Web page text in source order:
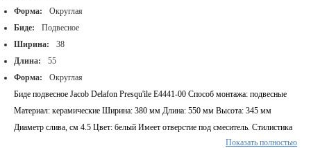
Форма:
Округлая
Биде:
Подвесное
Ширина:
38
Длина:
55
Форма:
Округлая
Биде подвесное Jacob Delafon Presqu'ile E4441-00 Способ монтажа: подвесные
Материал: керамические Ширина: 380 мм Длина: 550 мм Высота: 345 мм
Диаметр слива, см 4.5 Цвет: белый Имеет отверстие под смеситель. Стилистика
Показать полностью